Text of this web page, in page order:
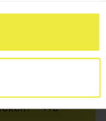
We